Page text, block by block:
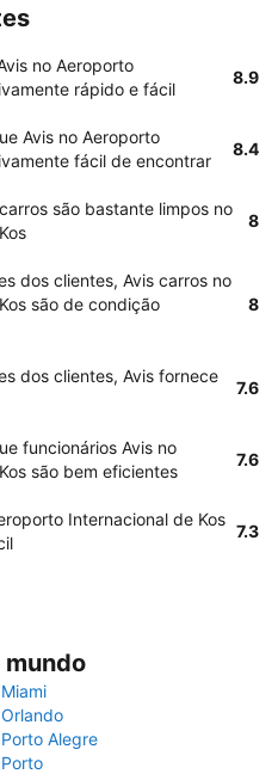
no Aeroporto
rápido e fácil
8.9
Avis no Aeroporto
fácil de encontrar
8.4
são bastante limpos no
8
dos clientes, Avis carros no
são de condição
8
dos clientes, Avis fornece
7.6
funcionários Avis no
são bem eficientes
7.6
Internacional de Kos
7.3
Miami
Orlando
Porto Alegre
Porto